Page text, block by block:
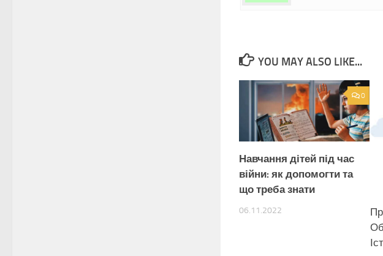
YOU MAY ALSO LIKE...
0
Навчання дітей під час
війни: як допомогти та
що треба знати
06.11.2022